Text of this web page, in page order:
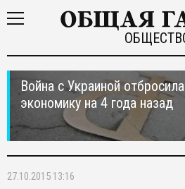
Война с Украиной
экономику на 4 года назад
27.10.2015 13:16